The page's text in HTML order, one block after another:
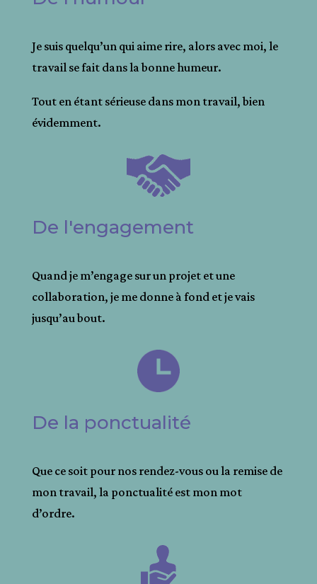
Je suis quelqu’un qui aime rire, alors avec moi, le
travail se fait dans la bonne humeur.
Tout en étant sérieuse dans mon travail, bien
évidemment.
De l'engagement
Quand je m’engage sur un projet et une
collaboration, je me donne à fond et je vais
jusqu’au bout.
De la ponctualité
Que ce soit pour nos rendez-vous ou la remise de
mon travail, la ponctualité est mon mot
d’ordre.